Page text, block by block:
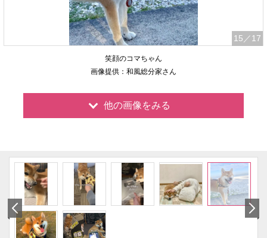
15 ／17
笑顔のコマちゃん
画像提供：和風総分家さん
他の画像をみる